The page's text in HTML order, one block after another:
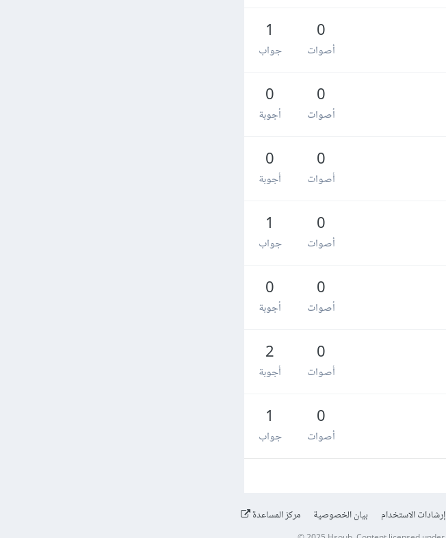
0
أصوات
1
جواب
0
أصوات
0
أجوبة
0
أصوات
0
أجوبة
0
أصوات
1
جواب
0
أصوات
0
أجوبة
0
أصوات
2
أجوبة
0
أصوات
1
جواب
إرشادات الاستخدام بيان الخصوصية مركز المساعدة